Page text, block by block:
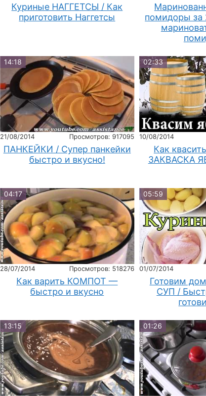
Куриные НАГГЕТСЫ / Как
приготовить Наггетсы
помидоры за
14:18
21/08/2014 Просмотров: 917095
ПАНКЕЙКИ / Супер панкейки
быстро и вкусно!
02:33
10/08/2014
Как
ЗАКВАСКА
04:17
28/07/2014 Просмотров: 518276
Как варить КОМПОТ —
быстро и вкусно
05:59
01/07/2014
Готовим
СУП /
13:15 01:26